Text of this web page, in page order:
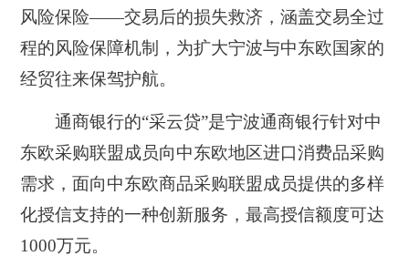
风险保险——交易后的损失救济，涵盖交易全过
程的风险保障机制，为扩大宁波与中东欧国家的
经贸往来保驾护航。
通商银行的“采云贷”是宁波通商银行针对中
东欧采购联盟成员向中东欧地区进口消费品采购
需求，面向中东欧商品采购联盟成员提供的多样
化授信支持的一种创新服务，最高授信额度可达
1000万元。